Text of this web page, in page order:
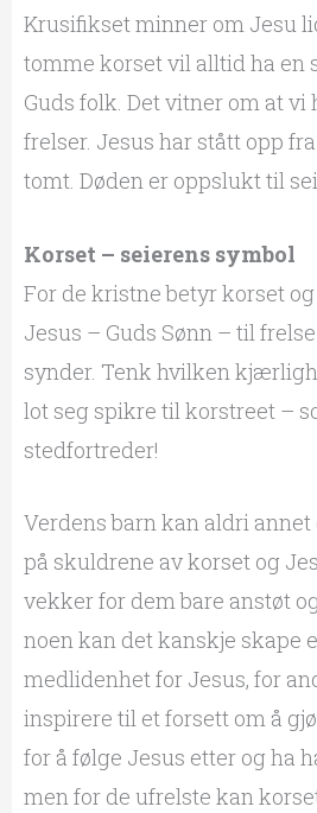
Krusifikset minner om Jesu
tomme korset vil alltid ha en
Guds folk. Det vitner om at vi
frelser. Jesus har stått opp
tomt. Døden er oppslukt til
Korset – seierens symbol
For de kristne betyr korset
Jesus – Guds Sønn – til
synder. Tenk hvilken
lot seg spikre til korstreet –
stedfortreder!
Verdens barn kan aldri
på skuldrene av korset og
vekker for dem bare anstøt
noen kan det kanskje skape
medlidenhet for Jesus, for
inspirere til et forsett om å
for å følge Jesus etter og ha
men for de ufrelste kan